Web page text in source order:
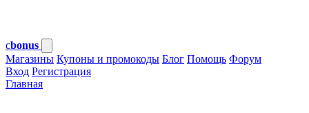
cbonus
Магазины Купоны и промокоды Блог Помощь Форум
Вход Регистрация
Главная